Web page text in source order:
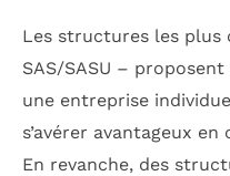
Les structures les plus
SAS/SASU –
une entreprise
s’avérer avantageux
En revanche, des